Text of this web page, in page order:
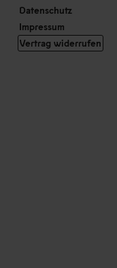
Datenschutz
Impressum
Vertrag widerrufen